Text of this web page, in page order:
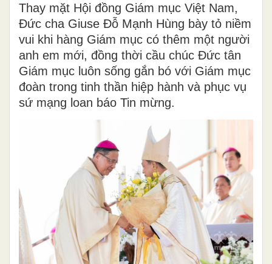
Thay mặt Hội đồng Giám mục Việt Nam,
Đức cha Giuse Đỗ Mạnh Hùng bày tỏ niềm
vui khi hàng Giám mục có thêm một người
anh em mới, đồng thời cầu chúc Đức tân
Giám mục luôn sống gắn bó với Giám mục
đoàn trong tinh thần hiệp hành và phục vụ
sứ mạng loan báo Tin mừng.